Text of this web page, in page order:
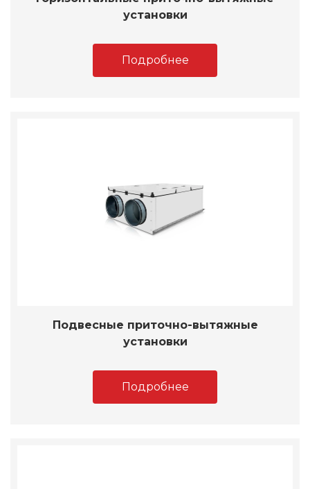
установки
Подробнее
Подвесные приточно-вытяжные
установки
Подробнее